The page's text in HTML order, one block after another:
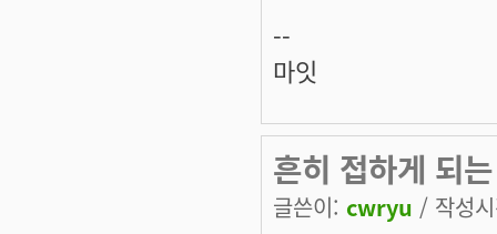
--
마잇
흔히 접하게 되는
글쓴이: cwryu / 작성